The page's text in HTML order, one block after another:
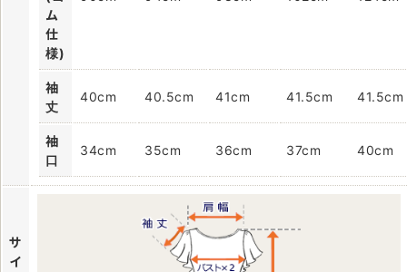
ム
仕
様)
袖
丈
40cm 40.5cm 41cm 41.5cm 41.5cm
袖
口
34cm 35cm 36cm 37cm 40cm
サ
イ